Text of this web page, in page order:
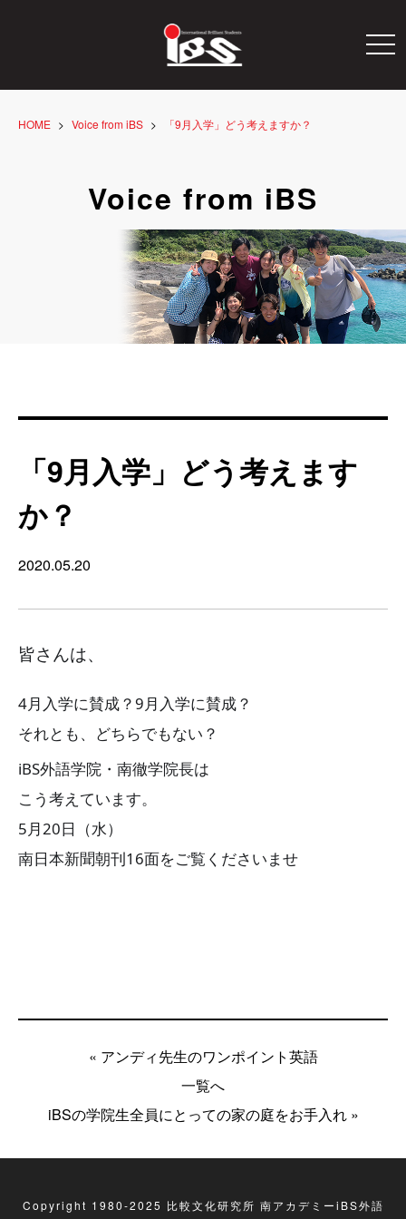
HOME Voice from iBS 「9月入学」どう考えますか？
Voice from iBS
「9月入学」どう考えます
か？
2020.05.20
皆さんは、
4月入学に賛成？9月入学に賛成？
それとも、どちらでもない？
iBS外語学院・南徹学院長は
こう考えています。
5月20日（水）
南日本新聞朝刊16面をご覧くださいませ
« アンディ先生のワンポイント英語
一覧へ
iBSの学院生全員にとっての家の庭をお手入れ »
Copyright 1980-2025 比較文化研究所 南アカデミーiBS外語